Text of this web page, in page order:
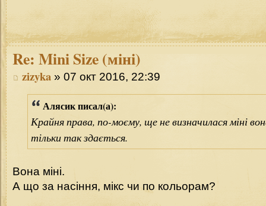
Re: Mini Size (міні)
zizyka » 07 окт 2016, 22:39
Алясик писал(а):
Крайня права, по-моєму, ще не визначилася міні
тільки так здається.
Вона міні.
А що за насіння, мікс чи по кольорам?